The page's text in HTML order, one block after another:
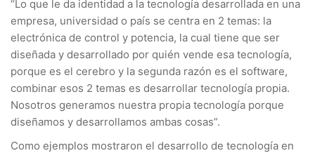
“Lo que le da identidad a la tecnología desarrollada en una
empresa, universidad o país se centra en 2 temas: la
electrónica de control y potencia, la cual tiene que ser
diseñada y desarrollado por quién vende esa tecnología,
porque es el cerebro y la segunda razón es el software,
combinar esos 2 temas es desarrollar tecnología propia.
Nosotros generamos nuestra propia tecnología porque
diseñamos y desarrollamos ambas cosas”.
Como ejemplos mostraron el desarrollo de tecnología en